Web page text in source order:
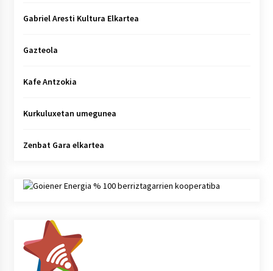
Gabriel Aresti Kultura Elkartea
Gazteola
Kafe Antzokia
Kurkuluxetan umegunea
Zenbat Gara elkartea